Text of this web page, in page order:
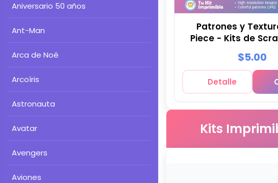
Aniversario 50 años
Ant-Man
Arca de Noé
Arcoíris
Astronauta
Avatar
Avengers
Aviones
Patrones y
Piece - Kits de
Fiestas
$5.00
Detalle
Kits